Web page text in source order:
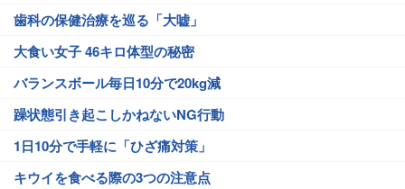
歯科の保健治療を巡る「大嘘」
大食い女子 46キロ体型の秘密
バランスボール毎日10分で20kg減
躁状態引き起こしかねないNG行動
1日10分で手軽に「ひざ痛対策」
キウイを食べる際の3つの注意点